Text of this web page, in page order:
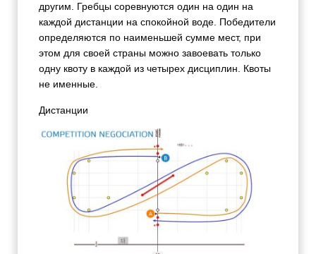
другим. Гребцы соревнуются один на один на
каждой дистанции на спокойной воде. Победители
определяются по наименьшей сумме мест, при
этом для своей страны можно завоевать только
одну квоту в каждой из четырех дисциплин. Квоты
не именные.
Дистанции